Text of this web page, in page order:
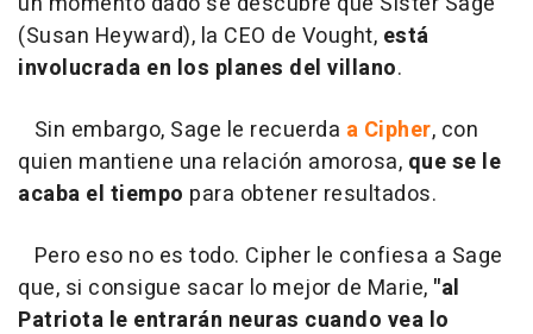
(Susan Heyward), la CEO de Vought, está
involucrada en los planes del villano.
Sin embargo, Sage le recuerda a Cipher, con
quien mantiene una relación amorosa, que se le
acaba el tiempo para obtener resultados.
Pero eso no es todo. Cipher le confiesa a Sage
que, si consigue sacar lo mejor de Marie, "al
Patriota le entrarán neuras cuando vea lo